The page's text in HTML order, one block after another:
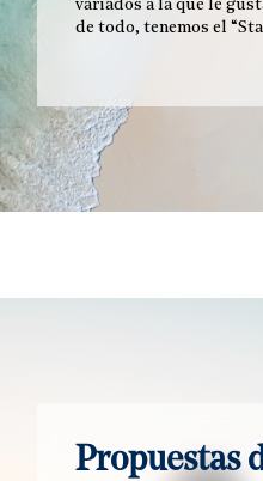
variados a la que le
de todo, tenemos el
Propuestas